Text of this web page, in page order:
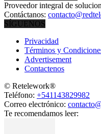
Proveedor integral de
Contáctanos:
SÍGUENOS
Privacidad
Términos y
Advertisement
Contactenos
© Retelework®
Teléfono: +541143829982
Correo electrónico:
Te recomendamos leer: